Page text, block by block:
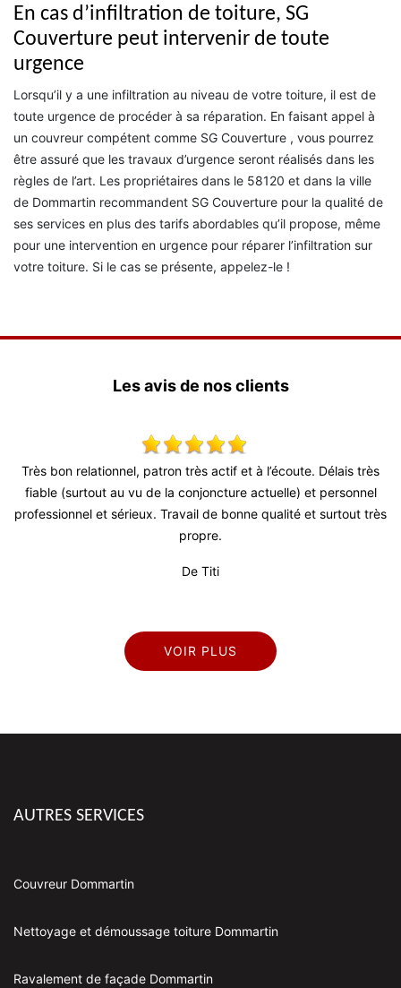
En cas d’infiltration de toiture, SG
Couverture peut intervenir de toute
urgence
Lorsqu’il y a une infiltration au niveau de votre toiture, il est de
toute urgence de procéder à sa réparation. En faisant appel à
un couvreur compétent comme SG Couverture , vous pourrez
être assuré que les travaux d’urgence seront réalisés dans les
règles de l’art. Les propriétaires dans le 58120 et dans la ville
de Dommartin recommandent SG Couverture pour la qualité de
ses services en plus des tarifs abordables qu’il propose, même
pour une intervention en urgence pour réparer l’infiltration sur
votre toiture. Si le cas se présente, appelez-le !
Les avis de nos clients
très actif et à l’écoute. Délais très
de la conjoncture actuelle) et personnel
Travail de bonne qualité et surtout très
Tres bon travail pour
délais courts, remise en
VOIR PLUS
AUTRES SERVICES
Couvreur Dommartin
Nettoyage et démoussage toiture Dommartin
Ravalement de façade Dommartin